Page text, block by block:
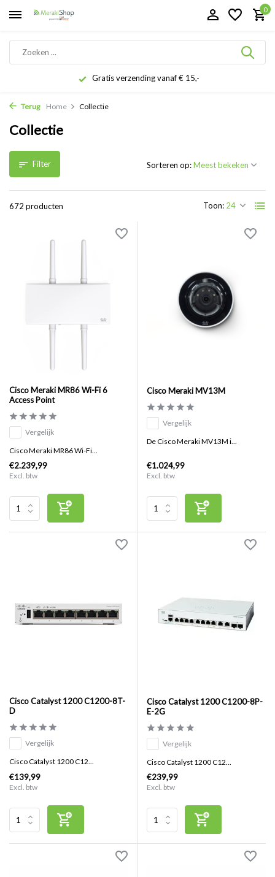
0
Gratis verzending vanaf € 15,-
Terug Home Collectie
Collectie
Filter
672 producten Toon:
Sorteren op:
Cisco Meraki MR86 Wi-Fi 6
Access Point
Vergelijk
Cisco Meraki MR86 Wi-Fi...
€2.239,99
Excl. btw
Cisco Meraki MV13M
Vergelijk
De Cisco Meraki MV13M i...
€1.024,99
Excl. btw
Cisco Catalyst 1200 C1200-8T-
D
Vergelijk
Cisco Catalyst 1200 C12...
€139,99
Excl. btw
Cisco Catalyst 1200 C1200-8P-
E-2G
Vergelijk
Cisco Catalyst 1200 C12...
€239,99
Excl. btw